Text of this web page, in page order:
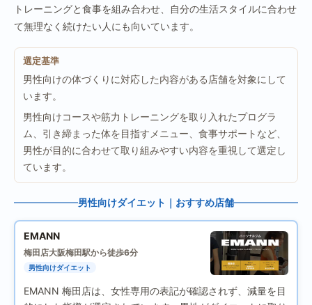
トレーニングと食事を組み合わせ、自分の生活スタイルに合わせ
て無理なく続けたい人にも向いています。
選定基準
男性向けの体づくりに対応した内容がある店舗を対象にして
います。
男性向けコースや筋力トレーニングを取り入れたプログラ
ム、引き締まった体を目指すメニュー、食事サポートなど、
男性が目的に合わせて取り組みやすい内容を重視して選定し
ています。
男性向けダイエット｜おすすめ店舗
EMANN
梅田店大阪梅田駅から徒歩6分
男性向けダイエット
EMANN 梅田店は、女性専用の表記が確認されず、減量を目